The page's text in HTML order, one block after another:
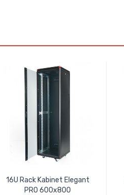
16U Rack Kabinet Elegant
PRO 600x800